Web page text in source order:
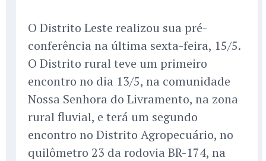
O Distrito Leste realizou sua pré-
conferência na última sexta-feira, 15/5.
O Distrito rural teve um primeiro
encontro no dia 13/5, na comunidade
Nossa Senhora do Livramento, na zona
rural fluvial, e terá um segundo
encontro no Distrito Agropecuário, no
quilômetro 23 da rodovia BR-174, na